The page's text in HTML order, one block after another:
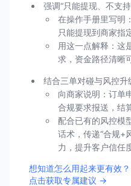
强调“只能提现、不支
在操作手册里写明
只能提现到商家指
用这一点解释：这
求，资金路径清晰
结合三单对碰与风控升
向商家说明：订单
合规要求报送，结
配合已有的风控模
话术，传递“合规+
力，提升客户信任
想知道怎么用起来更有效？
点击获取专属建议 →